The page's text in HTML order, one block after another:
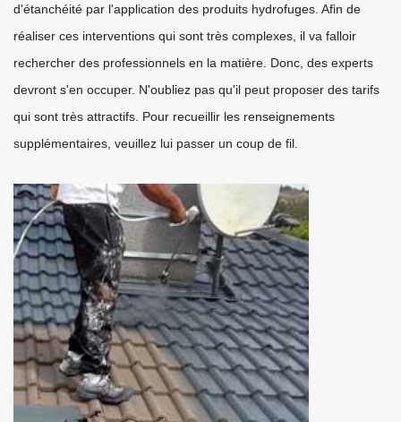
d'étanchéité par l'application des produits hydrofuges. Afin de
réaliser ces interventions qui sont très complexes, il va falloir
rechercher des professionnels en la matière. Donc, des experts
devront s'en occuper. N'oubliez pas qu'il peut proposer des tarifs
qui sont très attractifs. Pour recueillir les renseignements
supplémentaires, veuillez lui passer un coup de fil.